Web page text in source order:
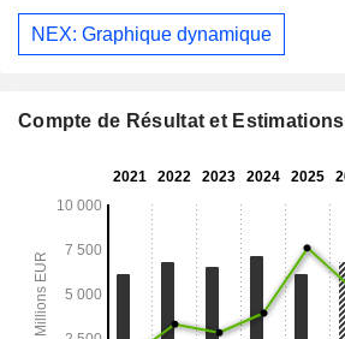
NEX: Graphique dynamique
Compte de Résultat et Estimations